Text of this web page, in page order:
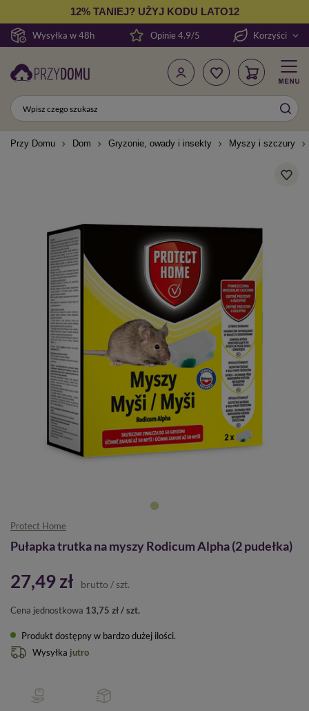
Wysyłka w 48h
12% TANIEJ? UŻYJ KODU LATO12
Opinie 4.9/5 Korzyści
Przy Domu Dom Gryzonie, owady i insekty Myszy i szczury
Protect Home
Pułapka trutka na myszy Rodicum Alpha (2 pudełka)
27,49 zł brutto / szt.
Cena jednostkowa 13,75 zł / szt.
Produkt dostępny w bardzo dużej ilości
Wysyłka jutro